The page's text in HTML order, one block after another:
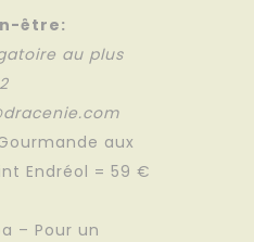
être:
au plus
aux
Endréol = 59 €
– Pour un